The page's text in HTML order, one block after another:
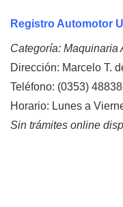
Registro Automotor
Categoría: Maquinaria
Dirección: Marcelo T.
Teléfono: (0353)
Horario: Lunes a
Sin trámites online